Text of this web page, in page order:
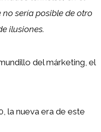
sería posible de otro
ilusiones.
del márketing, el
la nueva era de este